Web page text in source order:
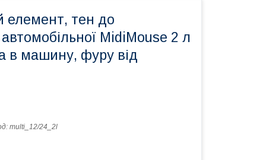
елемент, тен до
MidiMouse 2 л
в машину, фуру від
multi_12/24_2l